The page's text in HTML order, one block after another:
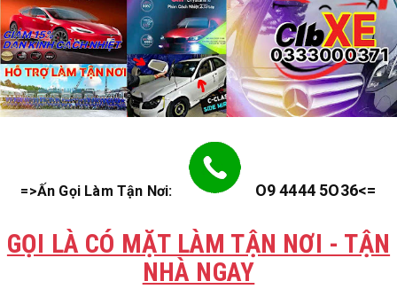
=>Ấn Gọi Làm Tận Nơi: O9 4444 5O36<=
GỌI LÀ CÓ MẶT LÀM TẬN NƠI - TẬN
NHÀ NGAY